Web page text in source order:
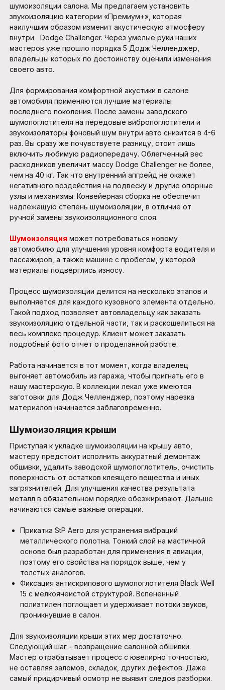
шумоизоляции салона. Мы предлагаем установить
звукоизоляцию категории «Премиум+», которая
наилучшим образом изменит акустическую атмосферу
внутри Dodge Challenger. Через умелые руки наших
мастеров уже прошло порядка 5 Додж Челленджер,
владельцы которых по достоинству оценили изменения
своего авто.
Для формирования комфортной акустики в салоне
автомобиля применяются лучшие материалы
последнего поколения. После замены заводского
шумопоглотителя на передовые вибропоглотители и
звукоизоляторы фоновый шум внутри авто снизится в 4-6
раз. Вы сразу же почувствуете разницу, стоит лишь
включить любимую радиопередачу. Облегченный вес
расходников увеличит массу Dodge Challenger не более,
чем на 40 кг. Так что внутренний апгрейд не окажет
негативного воздействия на подвеску и другие опорные
узлы и механизмы. Конвейерная сборка не обеспечит
надлежащую степень шумоизоляции, в отличие от
ручной замены звукоизоляционного слоя.
Шумоизоляция может потребоваться новому
автомобилю для улучшения уровня комфорта водителя и
пассажиров, а также машине с пробегом, у которой
материалы подверглись износу.
Процесс шумоизоляции делится на несколько этапов и
выполняется для каждого кузовного элемента отдельно.
Такой подход позволяет автовладельцу как заказать
звукоизоляцию отдельной части, так и раскошелиться на
весь комплекс процедур. Клиент может заказать
подробный фото отчет о проделанной работе.
Работа начинается в тот момент, когда владелец
выгоняет автомобиль из гаража, чтобы пригнать его в
нашу мастерскую. В коллекции лекал уже имеются
заготовки для Додж Челленджер, поэтому нарезка
материалов начинается заблаговременно.
Шумоизоляция крыши
Приступая к укладке шумоизоляции на крышу авто,
мастеру предстоит исполнить аккуратный демонтаж
обшивки, удалить заводской шумопоглотитель, очистить
поверхность от остатков клеящего вещества и иных
загрязнителей. Для улучшения качества результата
металл в обязательном порядке обезжиривают. Дальше
начинаются самые важные операции.
Прикатка StP Aero для устранения вибраций
металлического полотна. Тонкий слой на мастичной
основе был разработан для применения в авиации,
поэтому его свойства на порядок выше, чем у
толстых аналогов.
Фиксация антискрипового шумопоглотителя Black Well
15 с мелкоячеистой структурой. Вспененный
полиэтилен поглощает и удерживает потоки звуков,
проникнувшие в салон.
Для звукоизоляции крыши этих мер достаточно.
Следующий шаг – возвращение салонной обшивки.
Мастер отрабатывает процесс с ювелирно точностью,
не оставляя заломов, складок, других дефектов. Даже
самый придирчивый осмотр не выявит следов разборки.